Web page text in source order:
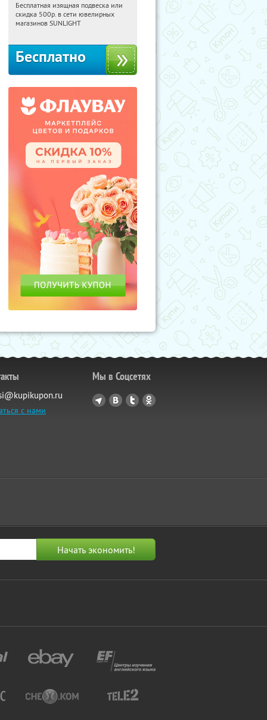
20:23:11 Получили:
Россия
Бесплатная изящная подвеска или
скидка 500р. в сети ювелирных
магазинов SUNLIGHT
Бесплатно
с нами
Мы в Соцсетях